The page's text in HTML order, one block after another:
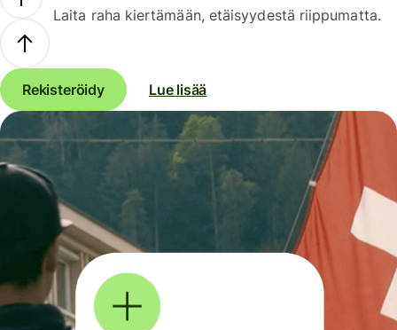
Laita raha kiertämään, etäisyydestä riippumatta.
Rekisteröidy Lue lisää